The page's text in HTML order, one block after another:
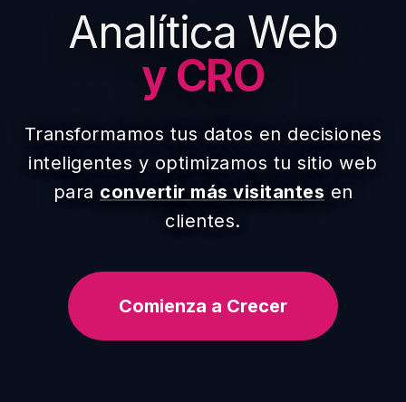
Analítica Web
y CRO
Transformamos tus datos en decisiones
inteligentes y optimizamos tu sitio web
para convertir más visitantes en
clientes.
Comienza a Crecer